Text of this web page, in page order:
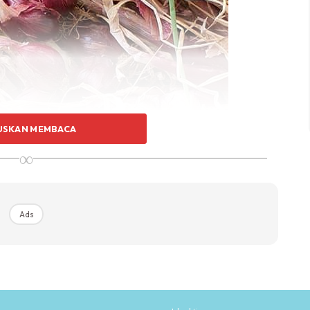
MEMBACA
∞
Ads